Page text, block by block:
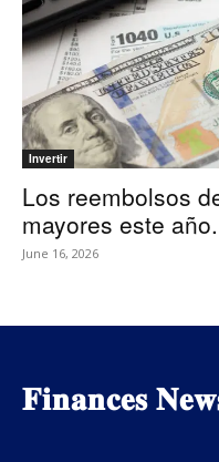
Invertir
Los reembolsos
mayores este
June 16, 2026
𝐅𝐢𝐧𝐚𝐧𝐜𝐞𝐬